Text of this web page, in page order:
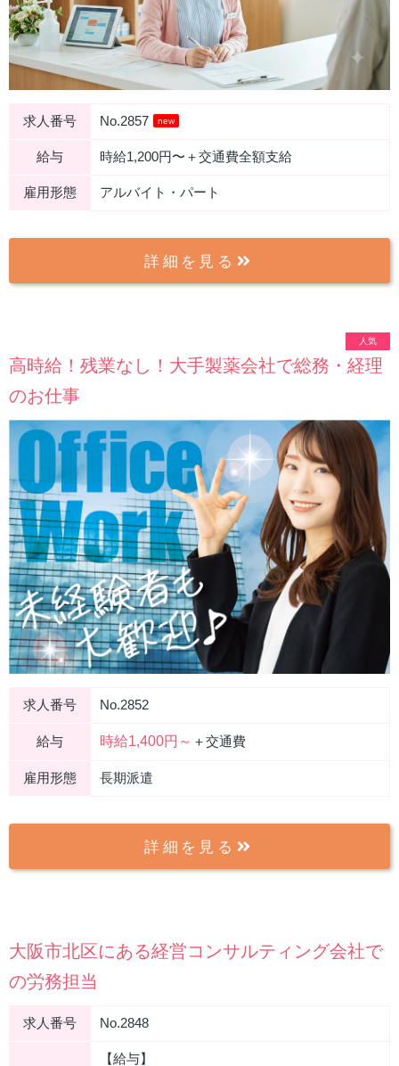
求人番号 No.2857 new
給与 時給1,200円〜＋交通費全額支給
雇用形態 アルバイト・パート
詳細を見る
人気
高時給！残業なし！大手製薬会社で総務・経理
のお仕事
求人番号 No.2852
給与 時給1,400円～ ＋交通費
雇用形態 長期派遣
詳細を見る
大阪市北区にある経営コンサルティング会社で
の労務担当
求人番号 No.2848
【給与】